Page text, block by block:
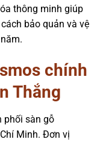
thông minh giúp
bảo quản và vệ
chính
Thắng
phối sàn gỗ
Minh. Đơn vị